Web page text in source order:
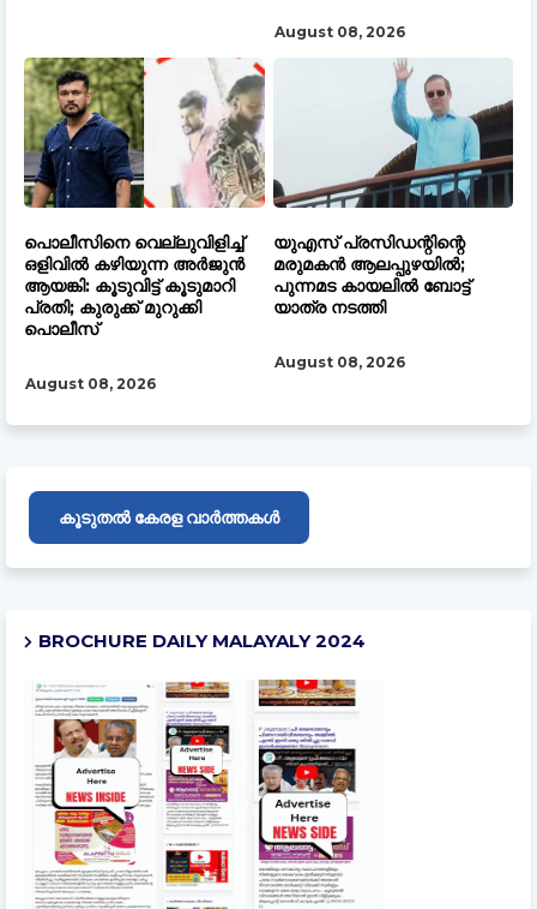
August 08, 2026
പൊലീസിനെ വെല്ലുവിളിച്ച്
ഒളിവിൽ കഴിയുന്ന അർജുൻ
ആയങ്കി: കൂടുവിട്ട് കൂടുമാറി
പ്രതി; കുരുക്ക് മുറുക്കി
പൊലീസ്
August 08, 2026
യുഎസ് പ്രസിഡന്റിന്റെ
മരുമകൻ ആലപ്പുഴയിൽ;
പുന്നമട കായലിൽ ബോട്ട്
യാത്ര നടത്തി
August 08, 2026
കൂടുതൽ കേരള വാർത്തകൾ
BROCHURE DAILY MALAYALY 2024